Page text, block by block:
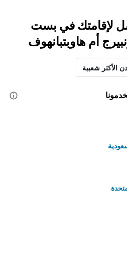
لإقامتك في بست
أم هاوبتبانهوف
الأكثر شعبية